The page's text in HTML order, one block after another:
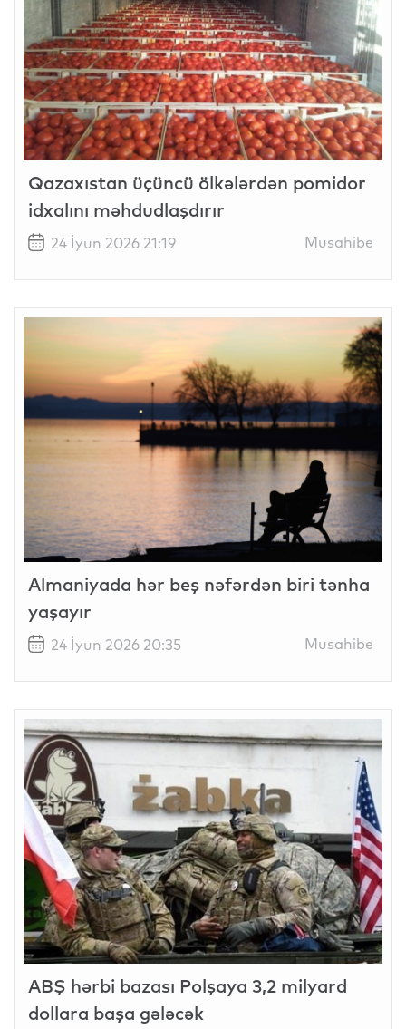
Qazaxıstan üçüncü ölkələrdən pomidor
idxalını məhdudlaşdırır
24 İyun 2026 21:19 Musahibe
Almaniyada hər beş nəfərdən biri tənha
yaşayır
24 İyun 2026 20:35 Musahibe
ABŞ hərbi bazası Polşaya 3,2 milyard
dollara başa gələcək